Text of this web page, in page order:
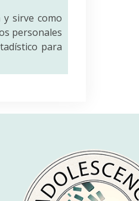
y sirve como
personales
para